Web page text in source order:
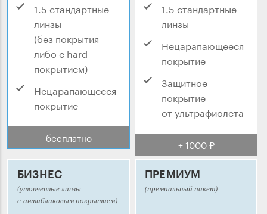
1.5 стандартные
линзы
(без покрытия
либо с hard
покрытием)
Нецарапающееся
покрытие
бесплатно
1.5 стандартные
линзы
Нецарапающееся
покрытие
Защитное
покрытие
от ультрафиолета
+ 1000 ₽
БИЗНЕС
(утонченные линзы
с антибликовым покрытием)
ПРЕМИУМ
(премиальный пакет)